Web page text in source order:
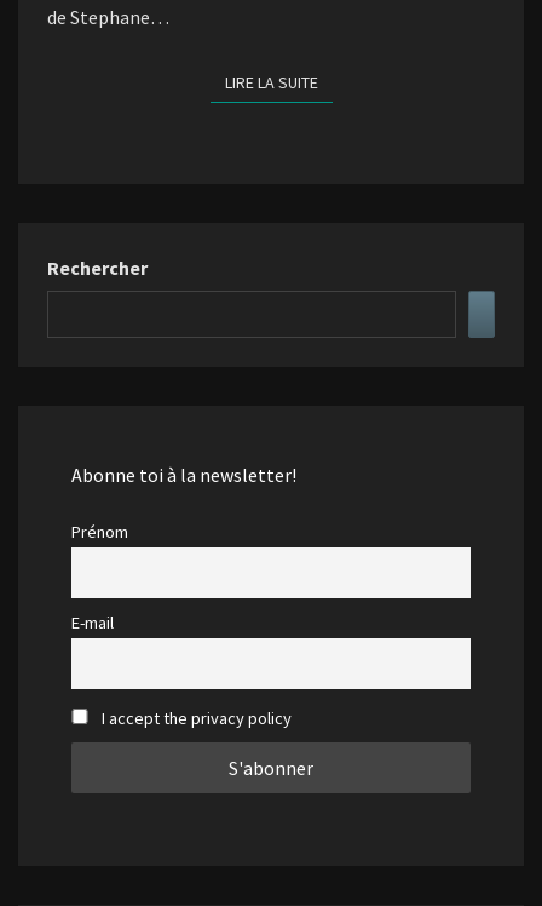
de Stephane…
LIRE LA SUITELIRE LA SUITE
Rechercher
Abonne toi à la newsletter!
Prénom
E-mail
I accept the privacy policy